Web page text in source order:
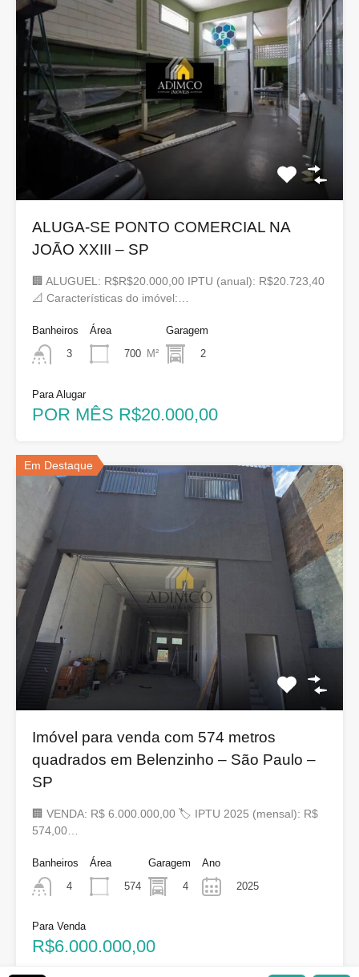
ALUGA-SE PONTO COMERCIAL NA
JOÃO XXIII – SP
🏢 ALUGUEL: R$R$20.000,00 IPTU (anual): R$20.723,40
📐 Características do imóvel:…
Banheiros
3
Área
700 M²
Garagem
2
Para Alugar
POR MÊS R$20.000,00
Em Destaque
Imóvel para venda com 574 metros
quadrados em Belenzinho – São Paulo –
SP
🏢 VENDA: R$ 6.000.000,00 🏷 IPTU 2025 (mensal): R$
574,00…
Banheiros
4
Área
574
Garagem
4
Ano
2025
Para Venda
R$6.000.000,00